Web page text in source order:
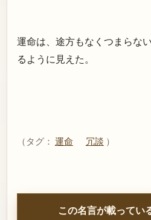
運命は、途方もなくつまらな
るように見えた。
（タグ： 運命 冗談 ）
この名言が載ってい